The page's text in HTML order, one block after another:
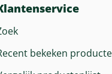
bekeken